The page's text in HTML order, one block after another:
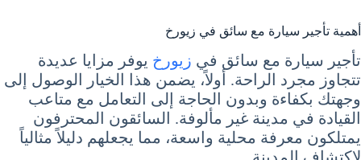
أهمية تأجير سيارة مع سائق في زيورخ
تأجير سيارة مع سائق في زيورخ يوفر مزايا عديدة
تتجاوز مجرد الراحة. أولاً، يضمن هذا الخيار الوصول إلى
وجهتك بكفاءة وبدون الحاجة إلى التعامل مع متاعب
القيادة في مدينة غير مألوفة. السائقون المحترفون
يمتلكون معرفة محلية واسعة، مما يجعلهم دليلاً مثالياً